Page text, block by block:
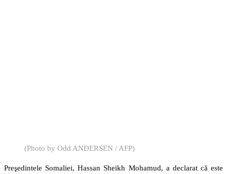
(Photo by Odd ANDERSEN / AFP)
Preşedintele Somaliei, Hassan Sheikh Mohamud, a declarat că este